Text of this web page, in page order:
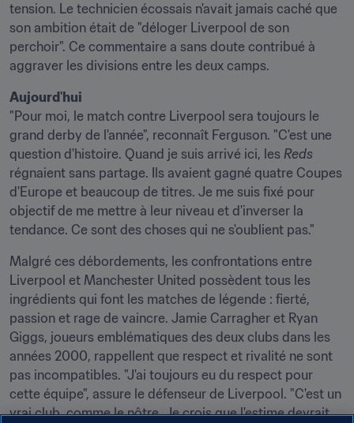
tension. Le technicien écossais n'avait jamais caché que
son ambition était de "déloger Liverpool de son
perchoir". Ce commentaire a sans doute contribué à
aggraver les divisions entre les deux camps.
Aujourd'hui
"Pour moi, le match contre Liverpool sera toujours le
grand derby de l'année", reconnaît Ferguson. "C'est une
question d'histoire. Quand je suis arrivé ici, les
régnaient sans partage. Ils avaient gagné quatre Coupes
d'Europe et beaucoup de titres. Je me suis fixé pour
objectif de me mettre à leur niveau et d'inverser la
tendance. Ce sont des choses qui ne s'oublient pas."
Malgré ces débordements, les confrontations entre
Liverpool et Manchester United possèdent tous les
ingrédients qui font les matches de légende : fierté,
passion et rage de vaincre. Jamie Carragher et Ryan
Giggs, joueurs emblématiques des deux clubs dans les
années 2000, rappellent que respect et rivalité ne sont
pas incompatibles. "J'ai toujours eu du respect pour
cette équipe", assure le défenseur de Liverpool. "C'est un
vrai club, comme le nôtre. Je crois que l'estime devrait